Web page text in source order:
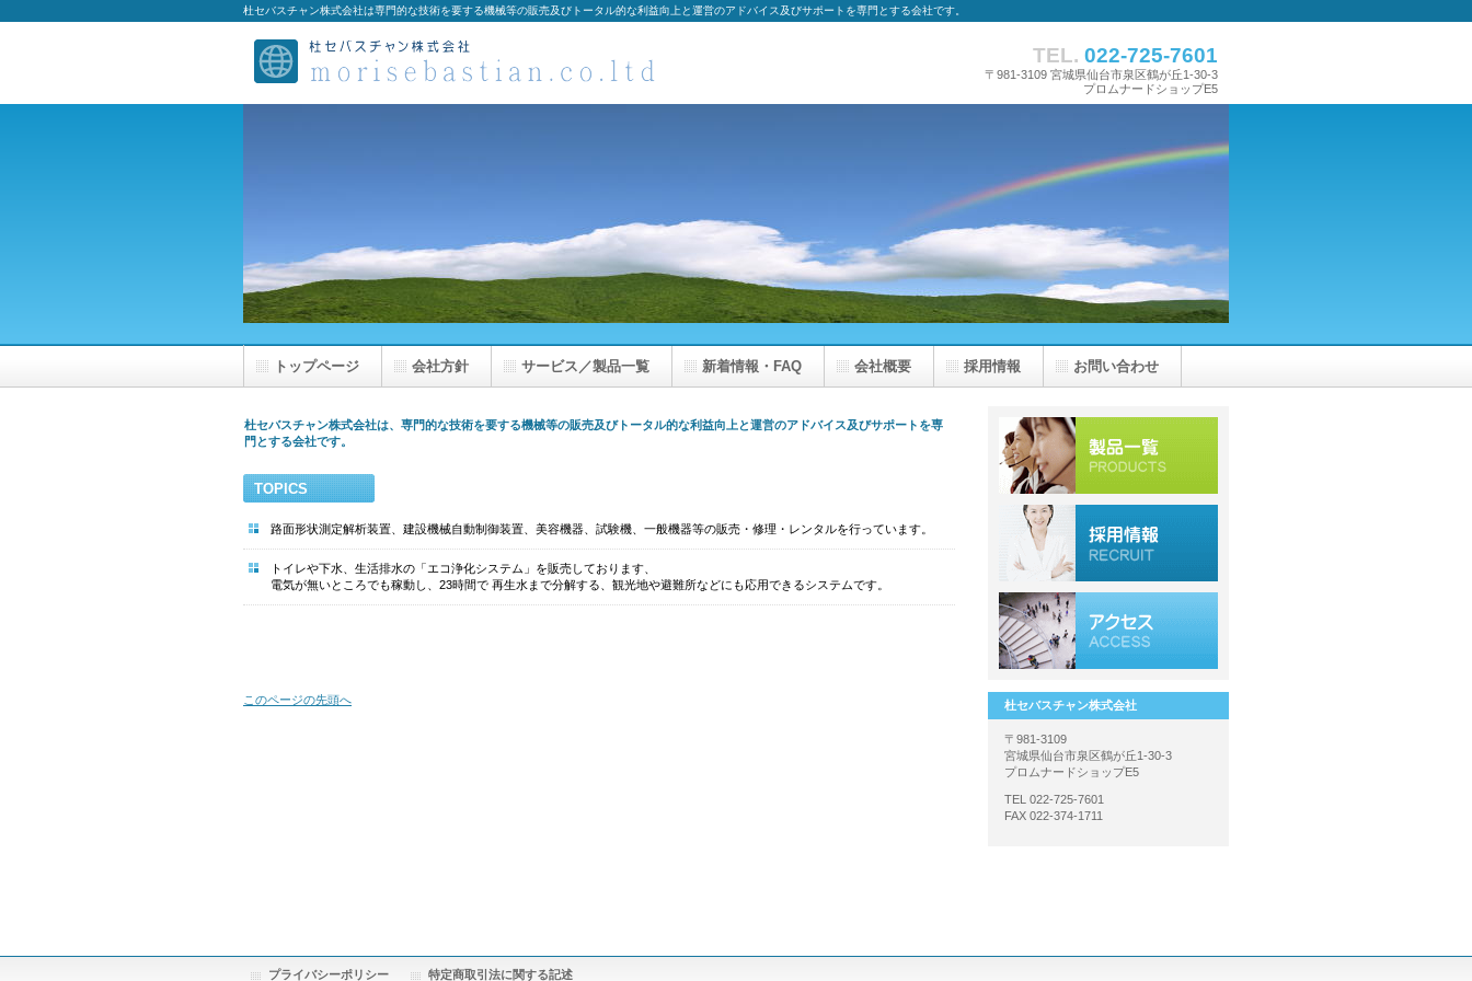
杜セバスチャン株式会社は専門的な技術を要する機械等の販売及びトータル的な利益向上と運営のアドバイス及びサポートを専門とする会社です。
TEL. 022-725-7601
〒981-3109 宮城県仙台市泉区鶴が丘1-30-3
プロムナードショップE5
杜セバスチャン株式会社は、専門的な技術を要する機械等の販売及びトータル的な利益向上と運営のアドバイス及びサポートを専
門とする会社です。
TOPICS
路面形状測定解析装置、建設機械自動制御装置、美容機器、試験機、一般機器等の販売・修理・レンタルを行っています。
トイレや下水、生活排水の「エコ浄化システム」を販売しております、
電気が無いところでも稼動し、23時間で 再生水まで分解する、観光地や避難所などにも応用できるシステムです。
このページの先頭へ
トップページ 会社方針 サービス／製品一覧 新着情報・FAQ 会社概要 採用情報 お問い合わせ
杜セバスチャン株式会社
〒981-3109
宮城県仙台市泉区鶴が丘1-30-3
プロムナードショップE5
TEL 022-725-7601
FAX 022-374-1711
プライバシーポリシー 特定商取引法に関する記述